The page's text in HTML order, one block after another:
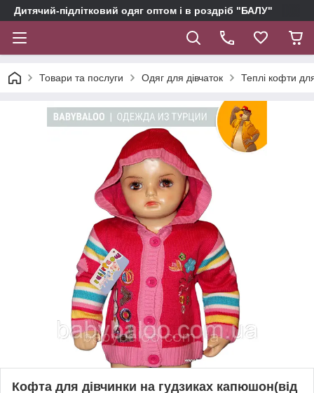
Дитячий-підлітковий одяг оптом і в роздріб "БАЛУ"
Товари та послуги Одяг для дівчаток Теплі кофти
Кофта для дівчинки на гудзиках капюшон(від